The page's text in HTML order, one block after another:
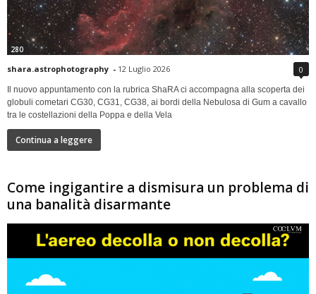
280
shara.astrophotography - 12 Luglio 2026 0
Il nuovo appuntamento con la rubrica ShaRA ci accompagna alla scoperta dei
globuli cometari CG30, CG31, CG38, ai bordi della Nebulosa di Gum a cavallo
tra le costellazioni della Poppa e della Vela
Continua a leggere
Come ingigantire a dismisura un problema di
una banalità disarmante